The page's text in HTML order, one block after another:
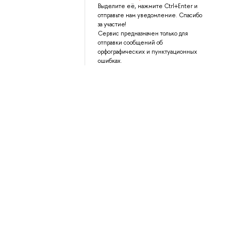
Выделите её, нажмите Ctrl+Enter и
отправьте нам уведомление. Спасибо
за участие!
Сервис предназначен только для
отправки сообщений об
орфографических и пунктуационных
ошибках.